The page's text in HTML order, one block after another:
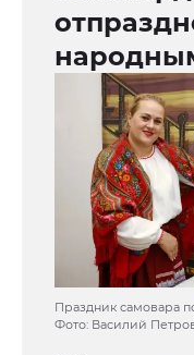
Праздник самовара
Фото: Василий